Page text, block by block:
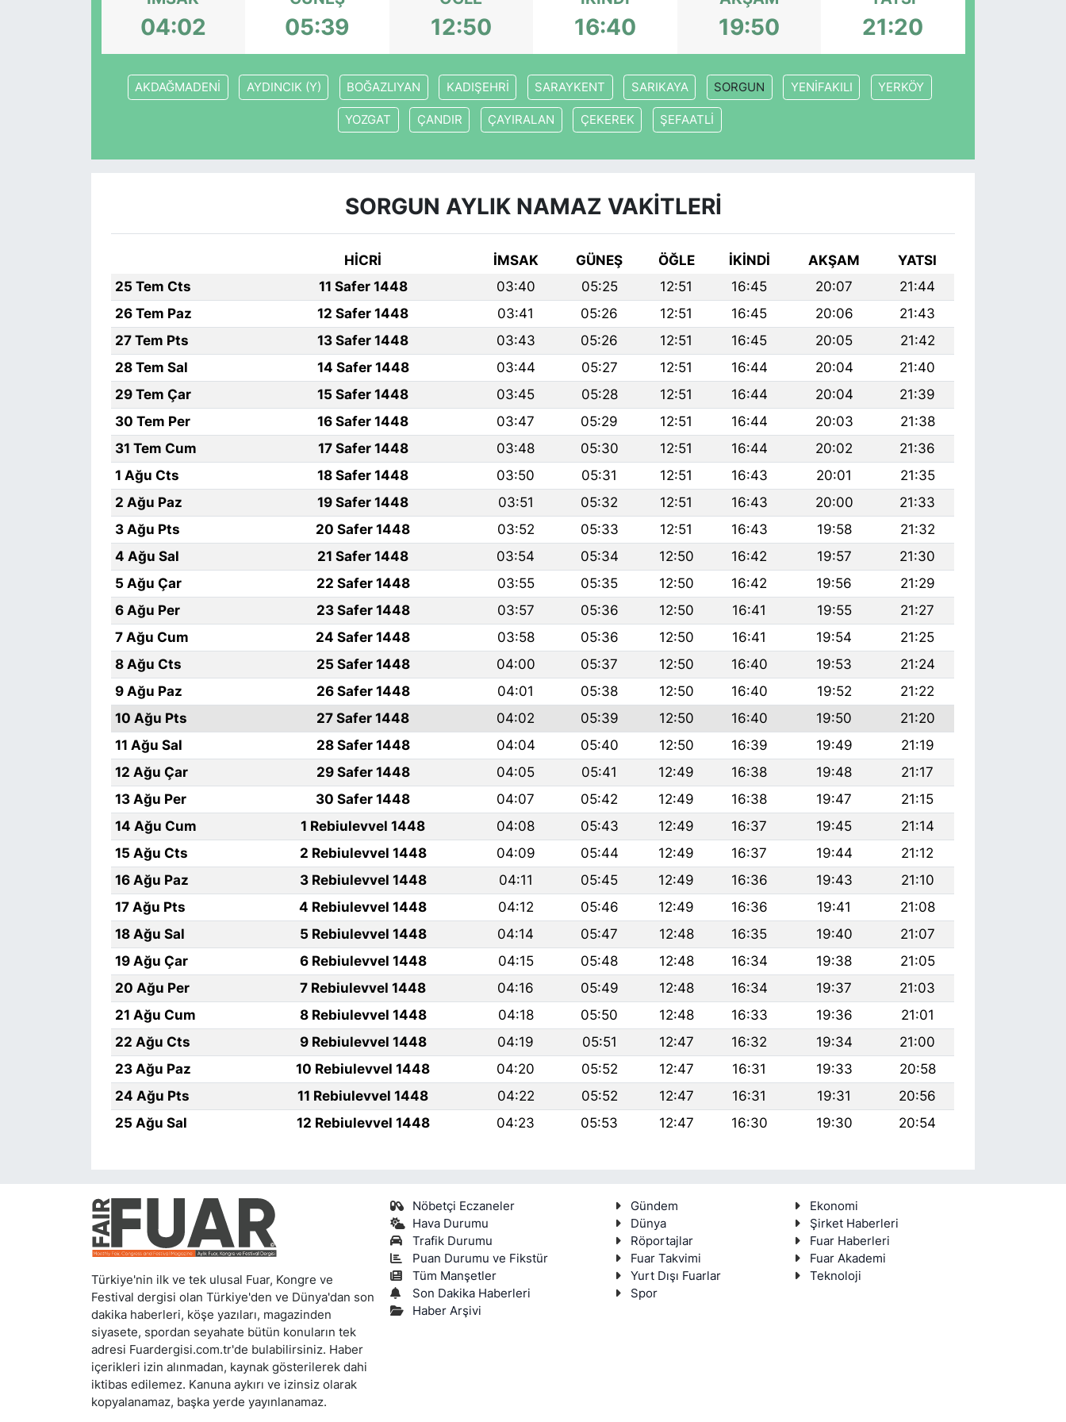
04:02 05:39 12:50 16:40 19:50 21:20
AKDAĞMADENİ AYDINCIK (Y) BOĞAZLIYAN KADIŞEHRİ SARAYKENT SARIKAYA SORGUN YENİFAKILI YERKÖY
YOZGAT ÇANDIR ÇAYIRALAN ÇEKEREK ŞEFAATLİ
SORGUN AYLIK NAMAZ VAKITLERI
HİCRİ İMSAK GÜNEŞ ÖĞLE İKINDI AKŞAM
YATSI
25 Tem Cts
11 Safer 1448 03:40 05:25 12:51 16:45 20:07
21:44
26 Tem Paz
12 Safer 1448 03:41 05:26 12:51 16:45 20:06
21:43
27 Tem Pts
13 Safer 1448 03:43 05:26 12:51 16:45 20:05
21:42
28 Tem Sal
14 Safer 1448 03:44 05:27 12:51 16:44 20:04
21:40
29 Tem Çar
15 Safer 1448 03:45 05:28 12:51 16:44 20:04
21:39
30 Tem Per
16 Safer 1448 03:47 05:29 12:51 16:44 20:03
21:38
31 Tem Cum
17 Safer 1448 03:48 05:30 12:51 16:44 20:02
21:36
1 Ağu Cts
18 Safer 1448 03:50 05:31 12:51 16:43 20:01
21:35
2 Ağu Paz
19 Safer 1448 03:51 05:32 12:51 16:43 20:00
21:33
3 Ağu Pts
20 Safer 1448 03:52 05:33 12:51 16:43 19:58
21:32
4 Ağu Sal
21 Safer 1448 03:54 05:34 12:50 16:42 19:57
21:30
5 Ağu Çar
22 Safer 1448 03:55 05:35 12:50 16:42 19:56
21:29
6 Ağu Per
23 Safer 1448 03:57 05:36 12:50 16:41 19:55
21:27
7 Ağu Cum
24 Safer 1448 03:58 05:36 12:50 16:41 19:54
21:25
8 Ağu Cts
25 Safer 1448 04:00 05:37 12:50 16:40 19:53
21:24
9 Ağu Paz
26 Safer 1448 04:01 05:38 12:50 16:40 19:52
21:22
10 Ağu Pts
27 Safer 1448 04:02 05:39 12:50 16:40 19:50
21:20
11 Ağu Sal
28 Safer 1448 04:04 05:40 12:50 16:39 19:49
21:19
12 Ağu Çar
29 Safer 1448 04:05 05:41 12:49 16:38 19:48
21:17
13 Ağu Per
30 Safer 1448 04:07 05:42 12:49 16:38 19:47
21:15
14 Ağu Cum
1 Rebiulevvel 1448 04:08 05:43 12:49 16:37 19:45
21:14
15 Ağu Cts
2 Rebiulevvel 1448 04:09 05:44 12:49 16:37 19:44
21:12
16 Ağu Paz
3 Rebiulevvel 1448 04:11 05:45 12:49 16:36 19:43
21:10
17 Ağu Pts
4 Rebiulevvel 1448 04:12 05:46 12:49 16:36 19:41
21:08
18 Ağu Sal
5 Rebiulevvel 1448 04:14 05:47 12:48 16:35 19:40
21:07
19 Ağu Çar
6 Rebiulevvel 1448 04:15 05:48 12:48 16:34 19:38
21:05
20 Ağu Per
7 Rebiulevvel 1448 04:16 05:49 12:48 16:34 19:37
21:03
21 Ağu Cum
8 Rebiulevvel 1448 04:18 05:50 12:48 16:33 19:36
21:01
22 Ağu Cts
9 Rebiulevvel 1448 04:19 05:51 12:47 16:32 19:34
21:00
23 Ağu Paz
10 Rebiulevvel 1448 04:20 05:52 12:47 16:31 19:33
20:58
24 Ağu Pts
11 Rebiulevvel 1448 04:22 05:52 12:47 16:31 19:31
20:56
25 Ağu Sal
12 Rebiulevvel 1448 04:23 05:53 12:47 16:30 19:30 20:54
Türkiye'nin ilk ve tek ulusal Fuar, Kongre ve
Festival dergisi olan Türkiye'den ve Dünya'dan son
dakika haberleri, köşe yazıları, magazinden
siyasete, spordan seyahate bütün konuların tek
adresi Fuardergisi.com.tr'de bulabilirsiniz. Haber
içerikleri izin alınmadan, kaynak gösterilerek dahi
iktibas edilemez. Kanuna aykırı ve izinsiz olarak
kopyalanamaz, başka yerde yayınlanamaz.
Nöbetçi Eczaneler
Hava Durumu
Trafik Durumu
Puan Durumu ve Fikstür
Tüm Manşetler
Son Dakika Haberleri
Haber Arşivi
Gündem
Ekonomi
Dünya
Şirket Haberleri
Röportajlar
Fuar Haberleri
Fuar Takvimi
Fuar Akademi
Yurt Dışı Fuarlar
Teknoloji
Spor
KONGRE HABERLERİ
KONGRE TAKVİMİ
BİYOGRAFİLER